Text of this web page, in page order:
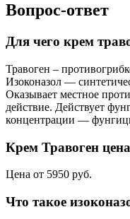
Вопрос-ответ
Для чего крем
Травоген –
Изоконазол —
Оказывает местное
действие. Действует
концентрации —
Крем Травоген
Цена от 5950 руб.
Что такое